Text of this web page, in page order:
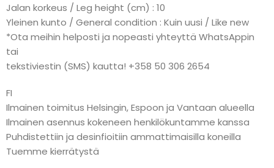
Jalan korkeus / Leg height (cm) : 10
Yleinen kunto / General condition : Kuin uusi / Like new
*Ota meihin helposti ja nopeasti yhteyttä WhatsAppin
tai
tekstiviestin (SMS) kautta! +358 50 306 2654
FI
Ilmainen toimitus Helsingin, Espoon ja Vantaan alueella
Ilmainen asennus kokeneen henkilökuntamme kanssa
Puhdistettiin ja desinfioitiin ammattimaisilla koneilla
Tuemme kierrätystä